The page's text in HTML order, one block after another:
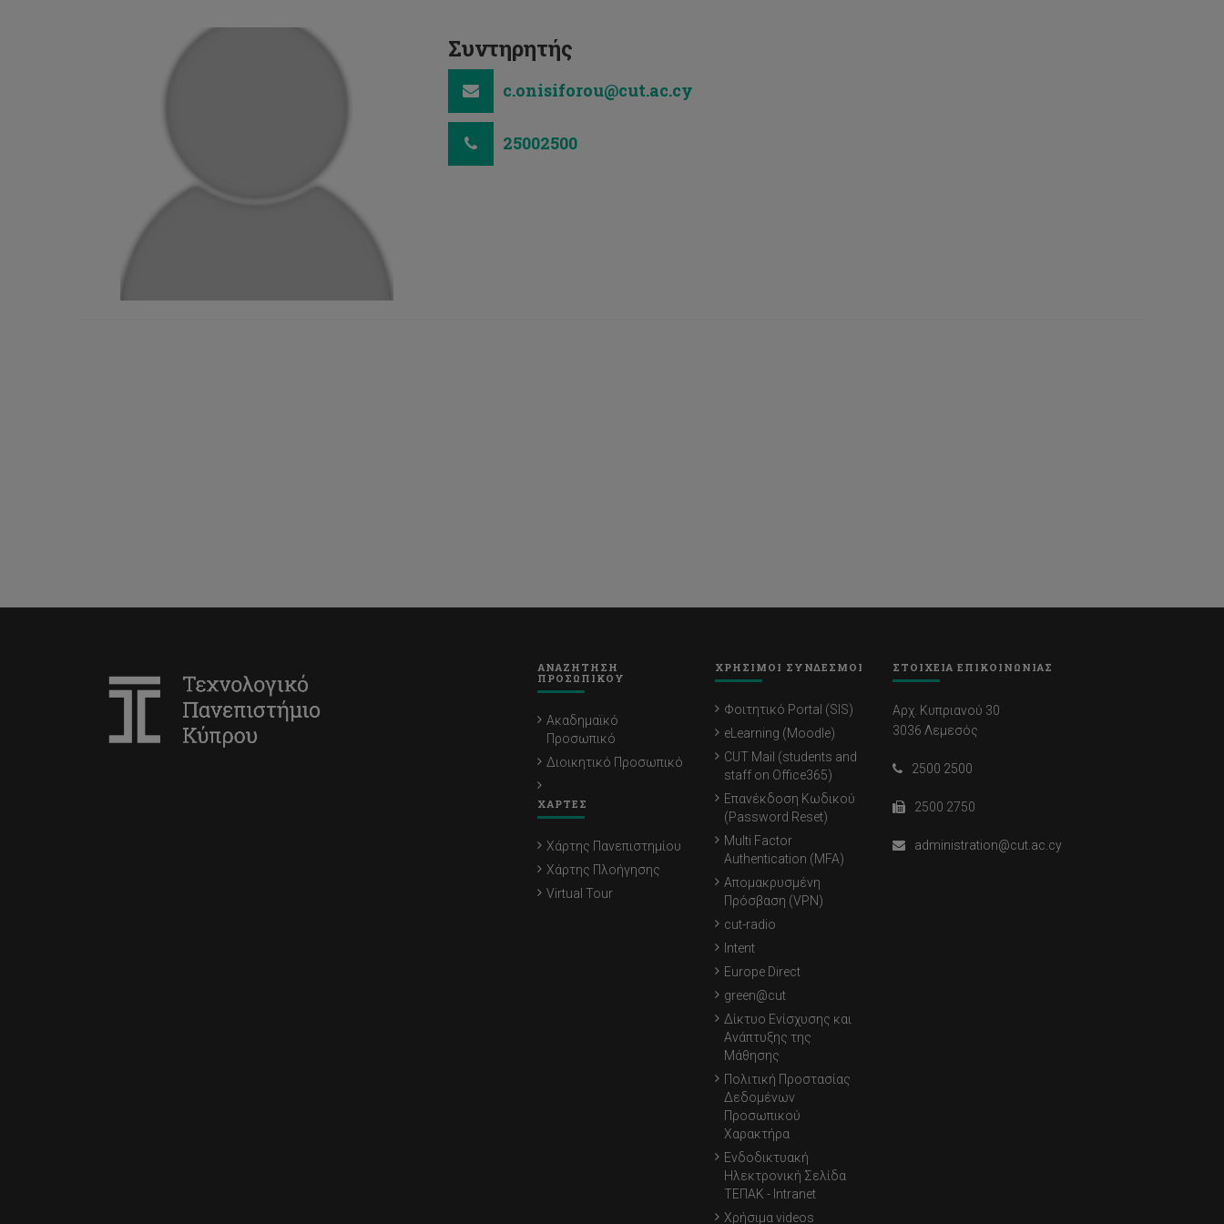
Συντηρητής
c.onisiforou@cut.ac.cy
25002500
ΑΝΑΖΗΤΗΣΗ
ΠΡΟΣΩΠΙΚΟΥ
Ακαδημαϊκό
Προσωπικό
Διοικητικό Προσωπικό
ΧΑΡΤΕΣ
Χάρτης Πανεπιστημίου
Χάρτης Πλοήγησης
Virtual Tour
ΧΡΗΣΙΜΟΙ ΣΥΝΔΕΣΜΟΙ
Φοιτητικό Portal (SIS)
eLearning (Moodle)
CUT Mail (students and
staff on Office365)
Επανέκδοση Κωδικού
(Password Reset)
Multi Factor
Authentication (MFA)
Απομακρυσμένη
Πρόσβαση (VPN)
cut-radio
Intent
Europe Direct
green@cut
Δίκτυο Ενίσχυσης και
Ανάπτυξης της
Μάθησης
Πολιτική Προστασίας
Δεδομένων
Προσωπικού
Χαρακτήρα
Ενδοδικτυακή
Ηλεκτρονική Σελίδα
ΤΕΠΑΚ - Intranet
Χρήσιμα videos
ΣΤΟΙΧΕΙΑ ΕΠΙΚΟΙΝΩΝΙΑΣ
Αρχ. Κυπριανού 30
3036 Λεμεσός
2500 2500
2500 2750
administration@cut.ac.cy